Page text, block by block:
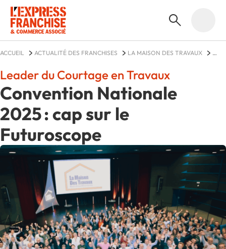
ACCUEIL ACTUALITÉ DES FRANCHISES
LA MAISON DES TRAVAUX
Convention Nationale
2025 : cap sur le
Futuroscope
Leader du Courtage en Travaux